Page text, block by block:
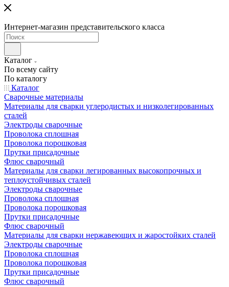
Интернет-магазин представительского класса
Каталог
По всему сайту
По каталогу
Каталог
Сварочные материалы
Материалы для сварки углеродистых и низколегированных
сталей
Электроды сварочные
Проволока сплошная
Проволока порошковая
Прутки присадочные
Флюс сварочный
Материалы для сварки легированных высокопрочных и
теплоустойчивых сталей
Электроды сварочные
Проволока сплошная
Проволока порошковая
Прутки присадочные
Флюс сварочный
Материалы для сварки нержавеющих и жаростойких сталей
Электроды сварочные
Проволока сплошная
Проволока порошковая
Прутки присадочные
Флюс сварочный